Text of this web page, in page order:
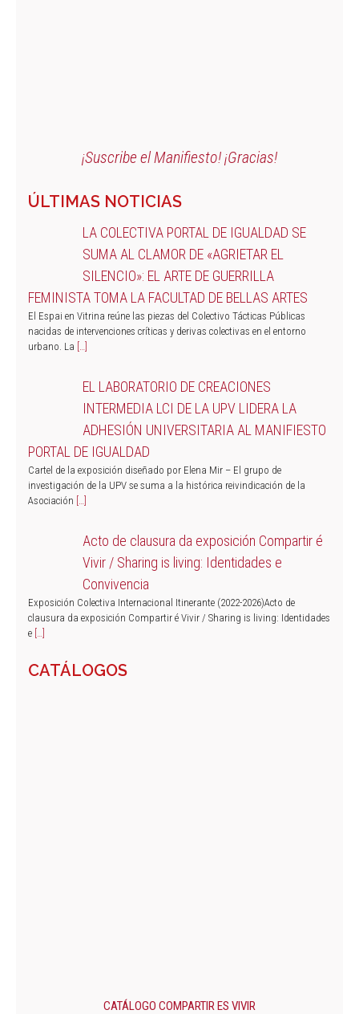
¡Suscribe el Manifiesto! ¡Gracias!
ÚLTIMAS NOTICIAS
LA COLECTIVA PORTAL DE IGUALDAD SE
SUMA AL CLAMOR DE «AGRIETAR EL
SILENCIO»: EL ARTE DE GUERRILLA
FEMINISTA TOMA LA FACULTAD DE BELLAS ARTES
El Espai en Vitrina reúne las piezas del Colectivo Tácticas Públicas
nacidas de intervenciones críticas y derivas colectivas en el entorno
urbano. La […]
EL LABORATORIO DE CREACIONES
INTERMEDIA LCI DE LA UPV LIDERA LA
ADHESIÓN UNIVERSITARIA AL MANIFIESTO
PORTAL DE IGUALDAD
Cartel de la exposición diseñado por Elena Mir – El grupo de
investigación de la UPV se suma a la histórica reivindicación de la
Asociación […]
Acto de clausura da exposición Compartir é
Vivir / Sharing is living: Identidades e
Convivencia
Exposición Colectiva Internacional Itinerante (2022-2026)Acto de
clausura da exposición Compartir é Vivir / Sharing is living: Identidades
e […]
CATÁLOGOS
CATÁLOGO COMPARTIR ES VIVIR